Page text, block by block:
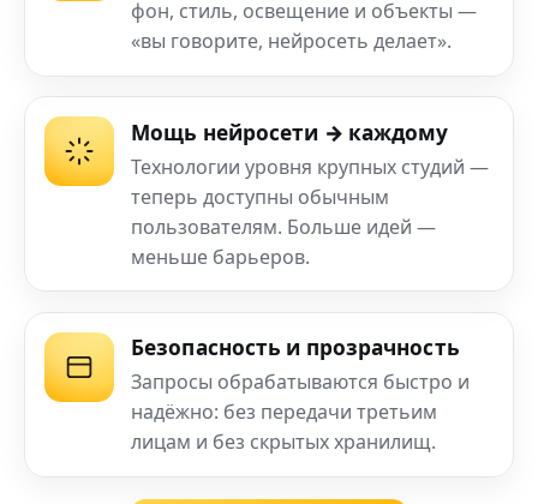
фон, стиль, освещение и объекты —
«вы говорите, нейросеть делает».
Мощь нейросети → каждому
Технологии уровня крупных студий —
теперь доступны обычным
пользователям. Больше идей —
меньше барьеров.
Безопасность и прозрачность
Запросы обрабатываются быстро и
надёжно: без передачи третьим
лицам и без скрытых хранилищ.